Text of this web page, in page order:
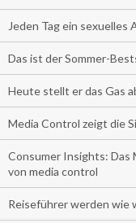
Jeden Tag ein sexuelles
Das ist der Sommer-
Heute stellt er das Gas
Media Control zeigt die
Consumer Insights:
von media control
Reiseführer werden wie